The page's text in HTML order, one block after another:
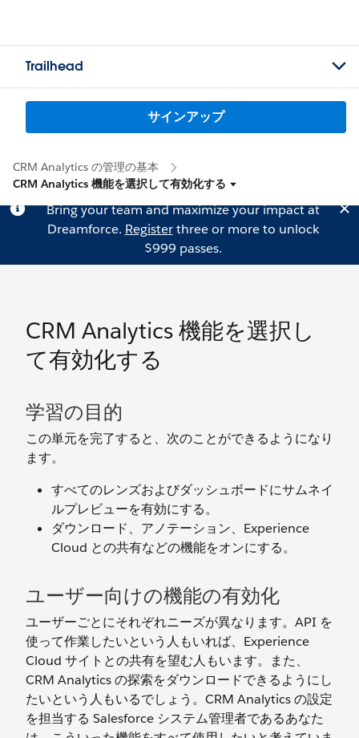
Trailhead
サインアップ
CRM Analytics の管理の基本
CRM Analytics 機能を選択して有効化する
Bring your team and maximize your impact at
Dreamforce. Registerthree or more to unlock
$999 passes.
CRM Analytics 機能を選択し
て有効化する
学習の目的
この単元を完了すると、次のことができるようになり
ます。
すべてのレンズおよびダッシュボードにサムネイ
ルプレビューを有効にする。
ダウンロード、アノテーション、Experience
Cloud との共有などの機能をオンにする。
ユーザー向けの機能の有効化
ユーザーごとにそれぞれニーズが異なります。API を
使って作業したいという人もいれば、Experience
Cloud サイトとの共有を望む人もいます。また、
CRM Analytics の探索をダウンロードできるようにし
たいという人もいるでしょう。CRM Analytics の設定
を担当する Salesforce システム管理者であるあなた